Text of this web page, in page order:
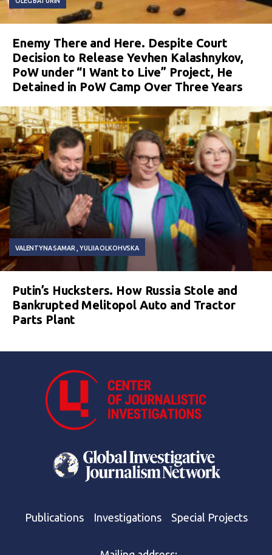
Enemy There and Here. Despite Court
Decision to Release Yevhen Kalashnykov,
PoW under “I Want to Live” Project, He
Detained in PoW Camp Over Three Years
VALENTYNA SAMAR YULIIA OLKOHVSKA
Putin’s Hucksters. How Russia Stole and
Bankrupted Melitopol Auto and Tractor
Parts Plant
Publications Investigations Special Projects